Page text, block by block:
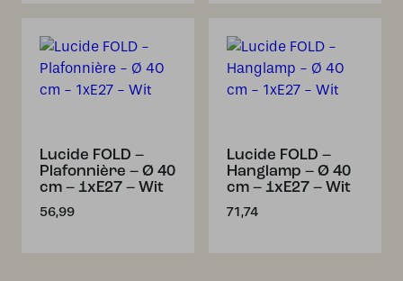
Lucide FOLD –
Plafonnière – Ø 40
cm – 1xE27 – Wit
56,99
Lucide FOLD –
Hanglamp – Ø 40
cm – 1xE27 – Wit
71,74